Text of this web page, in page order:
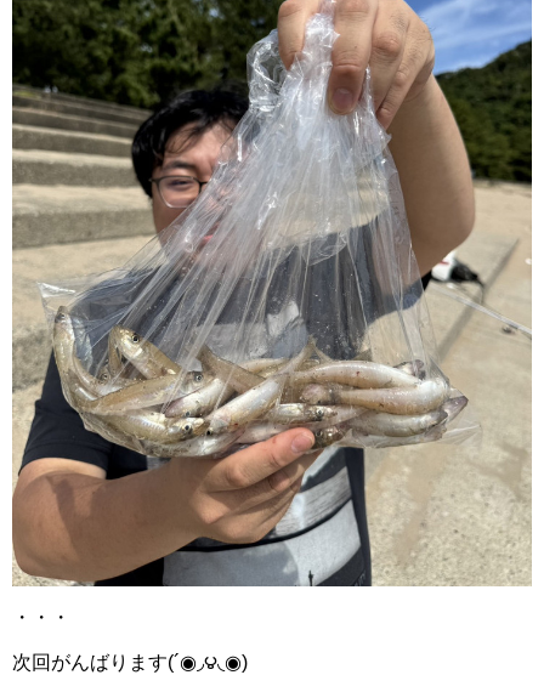
・・・
次回がんばります(´◉◞౪◟◉)